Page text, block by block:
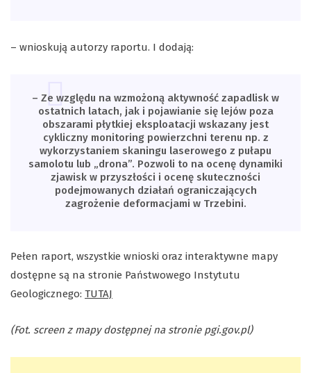
– wnioskują autorzy raportu. I dodają:
– Ze względu na wzmożoną aktywność zapadlisk w
ostatnich latach, jak i pojawianie się lejów poza
obszarami płytkiej eksploatacji wskazany jest
cykliczny monitoring powierzchni terenu np. z
wykorzystaniem skaningu laserowego z pułapu
samolotu lub „drona”. Pozwoli to na ocenę dynamiki
zjawisk w przyszłości i ocenę skuteczności
podejmowanych działań ograniczających
zagrożenie deformacjami w Trzebini.
Pełen raport, wszystkie wnioski oraz interaktywne mapy
dostępne są na stronie Państwowego Instytutu
Geologicznego: TUTAJ
(Fot. screen z mapy dostępnej na stronie pgi.gov.pl)